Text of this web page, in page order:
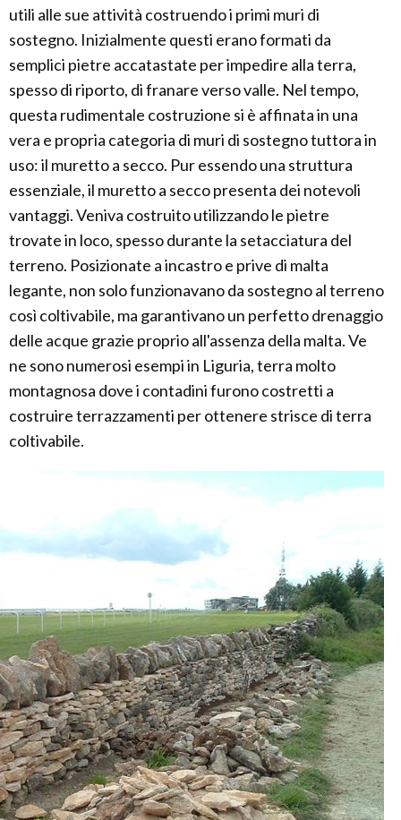
utili alle sue attività costruendo i primi muri di
sostegno. Inizialmente questi erano formati da
semplici pietre accatastate per impedire alla terra,
spesso di riporto, di franare verso valle. Nel tempo,
questa rudimentale costruzione si è affinata in una
vera e propria categoria di muri di sostegno tuttora in
uso: il muretto a secco. Pur essendo una struttura
essenziale, il muretto a secco presenta dei notevoli
vantaggi. Veniva costruito utilizzando le pietre
trovate in loco, spesso durante la setacciatura del
terreno. Posizionate a incastro e prive di malta
legante, non solo funzionavano da sostegno al terreno
così coltivabile, ma garantivano un perfetto drenaggio
delle acque grazie proprio all'assenza della malta. Ve
ne sono numerosi esempi in Liguria, terra molto
montagnosa dove i contadini furono costretti a
costruire terrazzamenti per ottenere strisce di terra
coltivabile.